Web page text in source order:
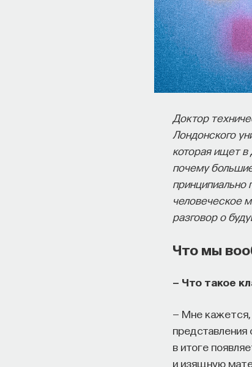
Доктор
Лондонского
которая ищет в
почему
принципиально
человеческое
разговор о
Что мы
— Что такое
— Мне кажется,
представления
в итоге
и изящную